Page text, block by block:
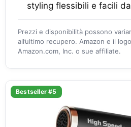
styling flessibili e facili
Prezzi e disponibilità possono
all’ultimo recupero. Amazon e il
Amazon.com, Inc. o sue affiliate.
Bestseller #5